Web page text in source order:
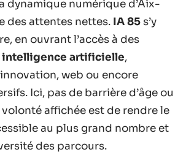
dynamique numérique d’Aix-
des attentes nettes. IA 85 s’y
en ouvrant l’accès à des
artificielle,
web ou encore
Ici, pas de barrière d’âge ou
affichée est de rendre le
au plus grand nombre et
des parcours.